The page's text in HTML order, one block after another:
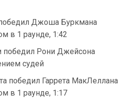
Джоша Буркмана
в 1 раунде, 1:42
Рони Джейсона
судей
победил Гаррета МакЛеллана
в 1 раунде, 1:17